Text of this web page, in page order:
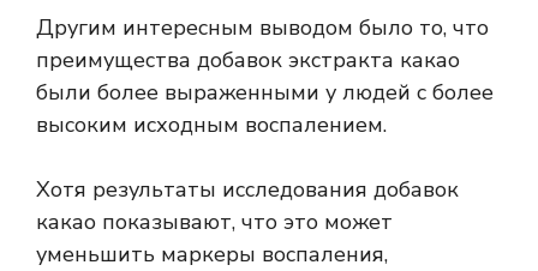
Другим интересным выводом было то, что
преимущества добавок экстракта какао
были более выраженными у людей с более
высоким исходным воспалением.
Хотя результаты исследования добавок
какао показывают, что это может
уменьшить маркеры воспаления,